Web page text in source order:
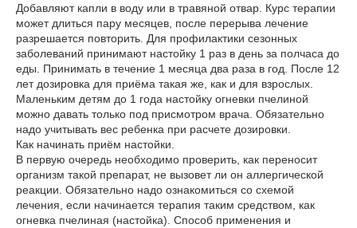
Добавляют капли в воду или в травяной отвар. Курс терапии
может длиться пару месяцев, после перерыва лечение
разрешается повторить. Для профилактики сезонных
заболеваний принимают настойку 1 раз в день за полчаса до
еды. Принимать в течение 1 месяца два раза в год. После 12
лет дозировка для приёма такая же, как и для взрослых.
Маленьким детям до 1 года настойку огневки пчелиной
можно давать только под присмотром врача. Обязательно
надо учитывать вес ребенка при расчете дозировки.
Как начинать приём настойки.
В первую очередь необходимо проверить, как переносит
организм такой препарат, не вызовет ли он аллергической
реакции. Обязательно надо ознакомиться со схемой
лечения, если начинается терапия таким средством, как
огневка пчелиная (настойка). Способ применения и